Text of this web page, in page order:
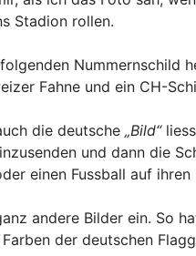
Stadion rollen.
Nummernschild
Fahne und ein CH-
die deutsche „Bild“
und dann die
einen Fussball auf
andere Bilder ein. So
der deutschen